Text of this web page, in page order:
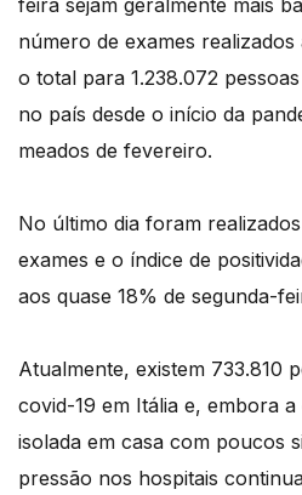
feira sejam geralmente mais
número de exames
o total para 1.238.072
no país desde o início da
meados de fevereiro.
No último dia foram
exames e o índice de
aos quase 18% de segunda-
Atualmente, existem 733.810
covid-19 em Itália e, embora
isolada em casa com poucos
pressão nos hospitais